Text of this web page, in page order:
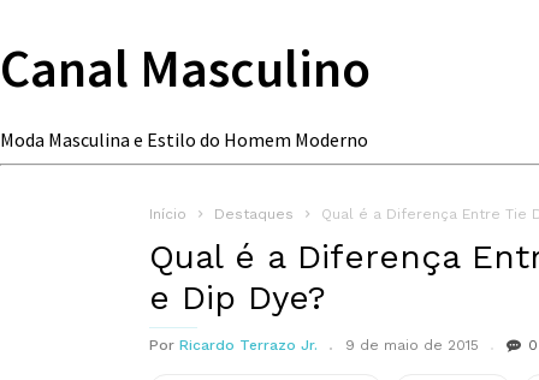
Canal Masculino
Moda Masculina e Estilo do Homem Moderno
Início Destaques Qual é a Diferença Entre Tie
Qual é a Diferença
e Dip Dye?
Por Ricardo Terrazo Jr. 9 de maio de 2015 0